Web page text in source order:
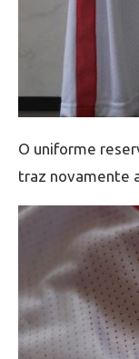
O uniforme
traz novamente